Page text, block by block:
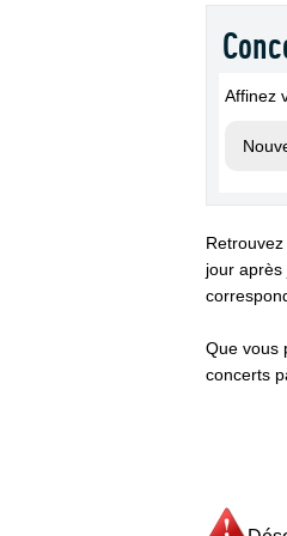
Affinez
jour
Que vous
concerts